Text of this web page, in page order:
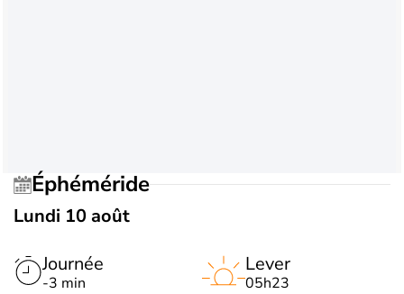
Éphéméride
Lundi 10 août
Journée
-3 min
Lever
05h23